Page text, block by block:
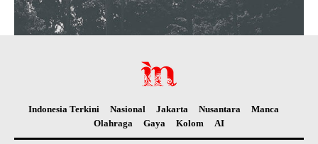
Indonesia Terkini Nasional Jakarta Nusantara
Manca
Olahraga
Gaya Kolom AI